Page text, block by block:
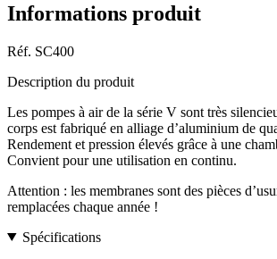
Informations produit
Réf. SC400
Description du produit
Les pompes à air de la série V sont très
corps est fabriqué en alliage d’aluminium de
Rendement et pression élevés grâce à une
Convient pour une utilisation en continu.
Attention : les membranes sont des pièces
remplacées chaque année !
Spécifications